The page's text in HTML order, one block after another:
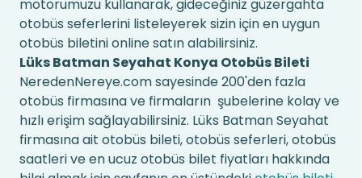
motorumuzu kullanarak, gideceğiniz güzergahta
otobüs seferlerini listeleyerek sizin için en uygun
otobüs biletini online satın alabilirsiniz.
Lüks Batman Seyahat Konya Otobüs Bileti
NeredenNereye.com sayesinde 200'den fazla
otobüs firmasına ve firmaların şubelerine kolay ve
hızlı erişim sağlayabilirsiniz. Lüks Batman Seyahat
firmasına ait otobüs bileti, otobüs seferleri, otobüs
saatleri ve en ucuz otobüs bilet fiyatları hakkında